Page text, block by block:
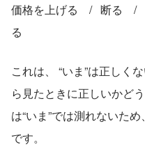
価格を上げる　/   断る　/
る
これは、 “いま”は正しく
ら見たときに正しいかど
は“いま”では測れないた
です。